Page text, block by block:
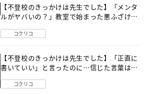
【不登校のきっかけは先生でした】「メンタ
ルがヤバいの？」教室で始まった悪ふざけ
コクリコ
【不登校のきっかけは先生でした】「正直に
書いていい」と言ったのに…信じた言葉は噓
コクリコ